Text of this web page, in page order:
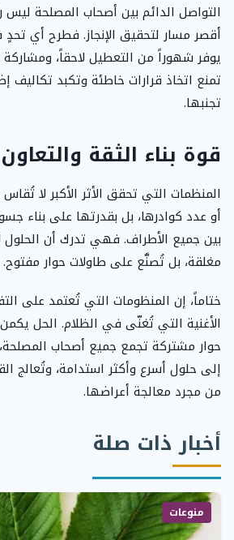
التواصل الدائم بين أصحاب المصلحة ليس
أقصر مسار لتحقيق الإنجاز. فطرح أي
يوفر شهوراً من التعطيل لاحقاً،
تمنع اتخاذ قرارات خاطئة وتكبد تكاليف
تجنبها.
قوة بناء الثقة والتعاون
المنظمات التي تحقق الأثر الأكبر لا
أو عدد كوادرها، بل بقدرتها على بناء
بين جميع الأطراف. فهي تدرك أن الحلول
مغلقة، بل تُصنَّع على طاولات حوار مفتوح.
ختاماً، إن المنظومات التي تُعتمد على
الأغنية التي تُغنّى في الظلام. الحل
حوار مشتركة تجمع جميع أصحاب
إلى حلول أسرع وأكثر استدامة، وتُعالج
من مجرد معالجة أعراضها.
أخبار ذات صلة
منوعات